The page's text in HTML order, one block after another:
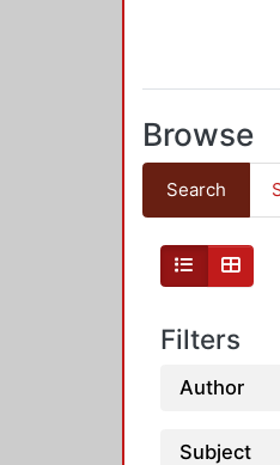
Browse
Search
Filters
Author
Subject